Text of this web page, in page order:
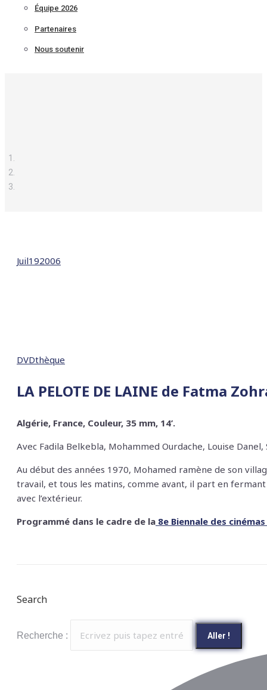
Équipe 2026
Partenaires
Nous soutenir
Juil192006
DVDthèque
LA PELOTE DE LAINE de Fatma
Algérie, France, Couleur, 35 mm, 14’.
Avec Fadila Belkebla, Mohammed Ourdache, Louise Danel,
Au début des années 1970, Mohamed ramène de son
travail, et tous les matins, comme avant, il part en
avec l’extérieur.
Programmé dans le cadre de la 8e Biennale des
Search
Recherche :